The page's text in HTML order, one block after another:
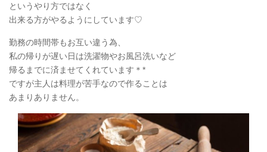
というやり方ではなく
出来る方がやるようにしています♡
勤務の時間帯もお互い違う為、
私の帰りが遅い日は洗濯物やお風呂洗いなど
帰るまでに済ませてくれています＊*
ですが主人は料理が苦手なので作ることは
あまりありません。